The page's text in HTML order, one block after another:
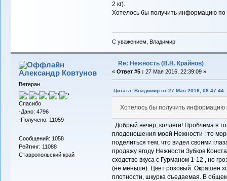
2 кг).
Хотелось бы получить информацию по
С уважением, Владимир
Александр Ковтунов
Ветеран
Спасибо
-Дано: 4796
-Получено: 11059
Сообщений: 1058
Рейтинг: 11088
Ставропольский край
Re: Нежность (В.Н. Крайнов)
« Ответ #5 : 27 Мая 2016, 22:39:09 »
Цитата: Владимиp от 27 Мая 2016, 08:47:44
Хотелось бы получить информацию
Добрый вечер, коллеги! Проблема в
плодоношения моей Нежности : то
поделиться тем, что видел своими
продажу ягоду Нежности Зубков
сходство вкуса с Гурманом 1-12 , но
(не меньше). Цвет розовый. Окрашен
плотности, шкурка съедаемая. В